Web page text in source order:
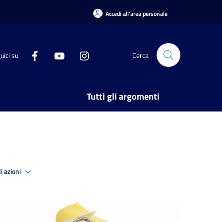
Accedi all'area personale
su Cerca
Tutti gli argomenti
azioni